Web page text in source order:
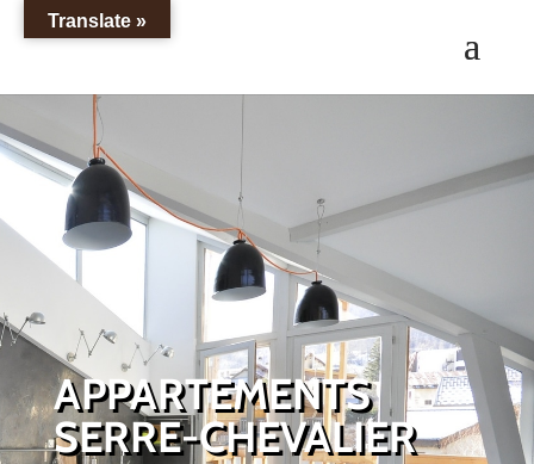
APPARTEMENTS
SERRE-CHEVALIER
Translate »